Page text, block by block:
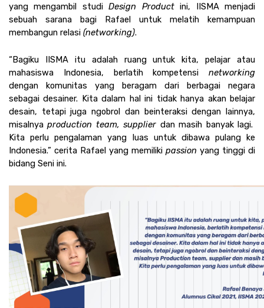
yang mengambil studi Design Product ini, IISMA menjadi
sebuah sarana bagi Rafael untuk melatih kemampuan
membangun relasi (networking).
“Bagiku IISMA itu adalah ruang untuk kita, pelajar atau
mahasiswa Indonesia, berlatih kompetensi networking
dengan komunitas yang beragam dari berbagai negara
sebagai desainer. Kita dalam hal ini tidak hanya akan belajar
desain, tetapi juga ngobrol dan beinteraksi dengan lainnya,
misalnya production team, supplier dan masih banyak lagi.
Kita perlu pengalaman yang luas untuk dibawa pulang ke
Indonesia.” cerita Rafael yang memiliki passion yang tinggi di
bidang Seni ini.